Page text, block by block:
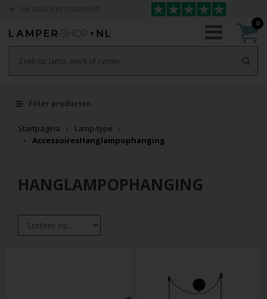
366 DAGEN RETOURRECHT
0
Filter producten
Startpagina
Lamp-type
AccessoiresHanglampophanging
HANGLAMPOPHANGING